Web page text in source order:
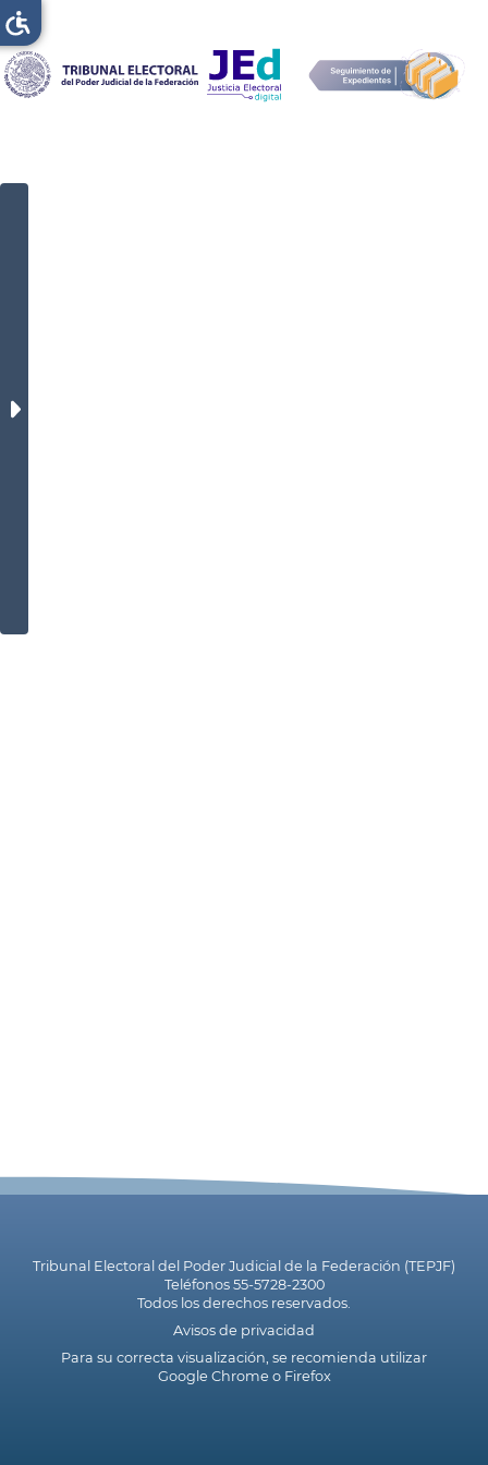
Filtros
Tribunal Electoral del Poder Judicial de la Federación (TEPJF)
Teléfonos 55-5728-2300
Todos los derechos reservados.
Avisos de privacidad
Para su correcta visualización, se recomienda utilizar
Google Chrome o Firefox